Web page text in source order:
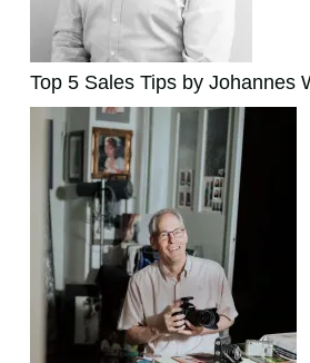
Top 5 Sales Tips by Johannes